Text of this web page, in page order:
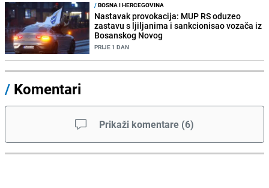
/BOSNA I HERCEGOVINA
Nastavak provokacija: MUP RS oduzeo
zastavu s ljiljanima i sankcionisao vozača iz
Bosanskog Novog
PRIJE 1 DAN
/ Komentari
Prikaži komentare (6)